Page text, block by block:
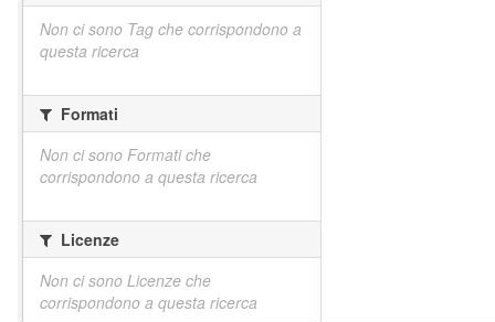
Non ci sono Tag che corrispondono a
questa ricerca
Formati
Non ci sono Formati che
corrispondono a questa ricerca
Licenze
Non ci sono Licenze che
corrispondono a questa ricerca